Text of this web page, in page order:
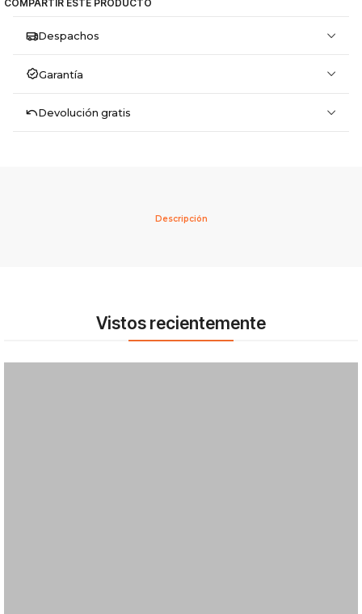
COMPARTIR ESTE PRODUCTO
Despachos
Garantía
Devolución gratis
Descripción
Vistos recientemente